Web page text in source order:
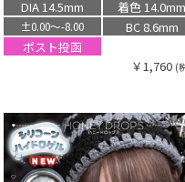
DIA 14.5mm
着色 14.0mm
±0.00〜-8.00
BC 8.6mm
ポスト投函
￥1,760 (